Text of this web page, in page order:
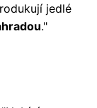
jedlé
."